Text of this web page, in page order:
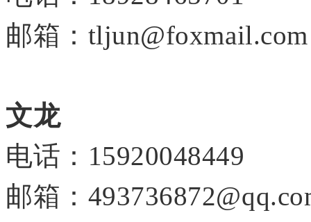
邮箱：
文龙
电话：15920048449
邮箱：